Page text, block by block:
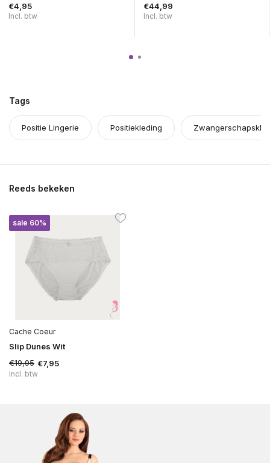
€4,95
Incl. btw
€44,99
Incl. btw
Tags
Positie Lingerie Positiekleding
Reeds bekeken
sale 60%
Cache Coeur
Slip Dunes Wit
€19,95 €7,95
Incl. btw